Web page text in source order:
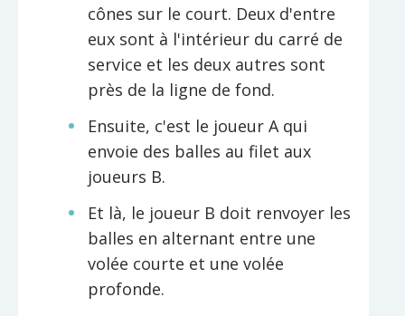
cônes sur le court. Deux d'entre
eux sont à l'intérieur du carré de
service et les deux autres sont
près de la ligne de fond.
Ensuite, c'est le joueur A qui
envoie des balles au filet aux
joueurs B.
Et là, le joueur B doit renvoyer les
balles en alternant entre une
volée courte et une volée
profonde.